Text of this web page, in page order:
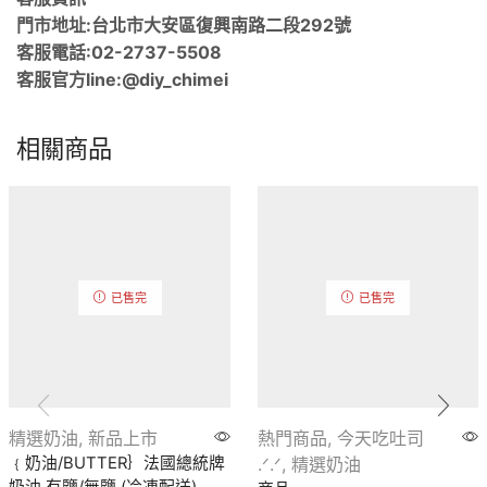
門市地址:台北市大安區復興南路二段292號
客服電話:02-2737-5508
客服官方line:@diy_chimei
相關商品
已售完
精選奶油, 新品上市
﹛奶油/BUTTER｝法國總統牌
已售完
熱門商品, 今天吃吐司
.ᐟ.ᐟ, 精選奶油